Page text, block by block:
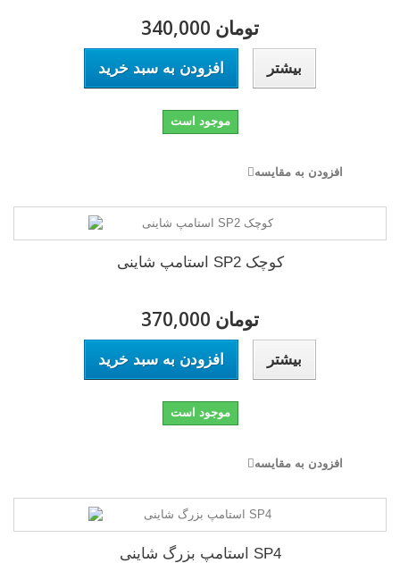
340,000 تومان
افزودن به سبد خرید بیشتر
موجود است
افزودن به مقایسه
استامپ شاینی SP2 کوچک
370,000 تومان
افزودن به سبد خرید بیشتر
موجود است
افزودن به مقایسه
استامپ بزرگ شاینی SP4